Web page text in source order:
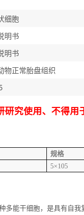
细胞
明书
明书
物正常胎盘组织
研究使用、不得用
规格
5×105
多能干细胞，是具有自我